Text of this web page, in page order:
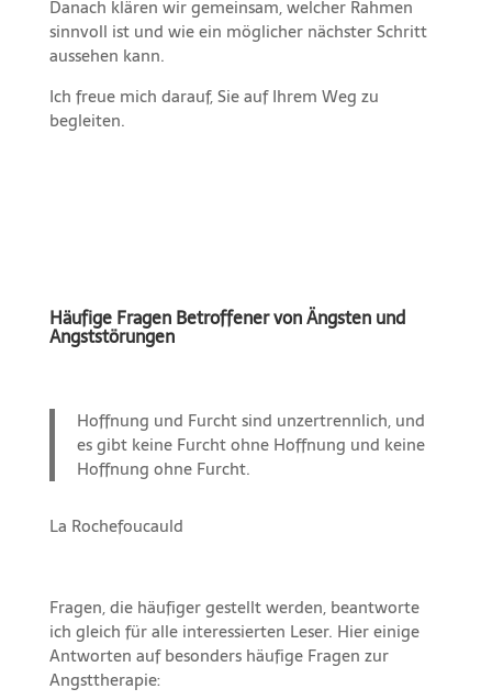
Danach klären wir gemeinsam, welcher Rahmen
sinnvoll ist und wie ein möglicher nächster Schritt
aussehen kann.
Ich freue mich darauf, Sie auf Ihrem Weg zu
begleiten.
Häufige Fragen Betroffener von Ängsten und
Angststörungen
Hoffnung und Furcht sind unzertrennlich, und
es gibt keine Furcht ohne Hoffnung und keine
Hoffnung ohne Furcht.
La Rochefoucauld
Fragen, die häufiger gestellt werden, beantworte
ich gleich für alle interessierten Leser. Hier einige
Antworten auf besonders häufige Fragen zur
Angsttherapie: